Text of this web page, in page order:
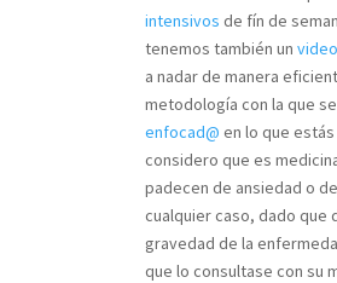
intensivos de fín de
tenemos también un
a nadar de manera
metodología con la que
enfocad@ en lo que
considero que es
padecen de ansiedad o
cualquier caso, dado que
gravedad de la
que lo consultase con su